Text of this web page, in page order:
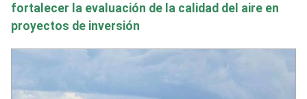
fortalecer la evaluación de la calidad del aire en
proyectos de inversión